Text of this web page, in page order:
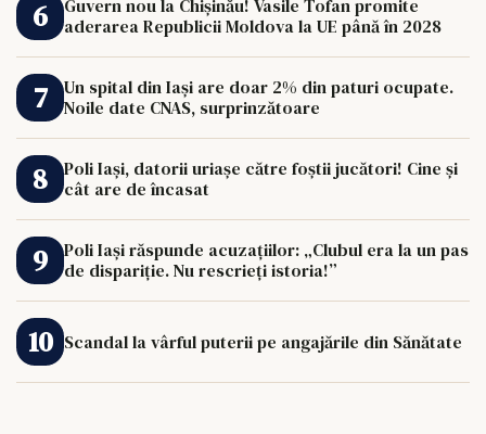
Guvern nou la Chișinău! Vasile Tofan promite
aderarea Republicii Moldova la UE până în 2028
Un spital din Iași are doar 2% din paturi ocupate.
Noile date CNAS, surprinzătoare
Poli Iași, datorii uriașe către foștii jucători! Cine și
cât are de încasat
Poli Iași răspunde acuzațiilor: „Clubul era la un pas
de dispariție. Nu rescrieți istoria!”
Scandal la vârful puterii pe angajările din Sănătate